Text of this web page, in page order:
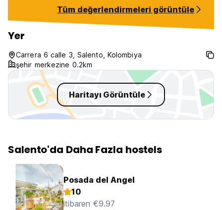
Tüm değerlendirmeleri görüntüle
Yer
Carrera 6 calle 3, Salento, Kolombiya
şehir merkezine 0.2km
Haritayı Görüntüle
Salento'da Daha Fazla hostels
Posada del Angel
10
itibaren €9.97